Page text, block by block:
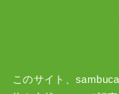
このサイト、